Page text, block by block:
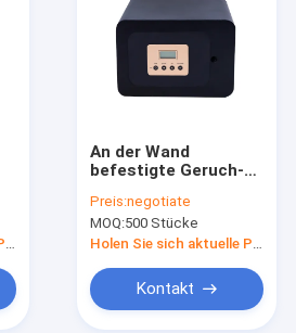
Holen Sie sich aktuelle Preis
An der Wand
befestigte Geruch-
Aroma-m3 2000 mit
Fan
Preis:negotiate
MOQ:500 Stücke
Holen Sie sich aktuelle Preis
Kontakt